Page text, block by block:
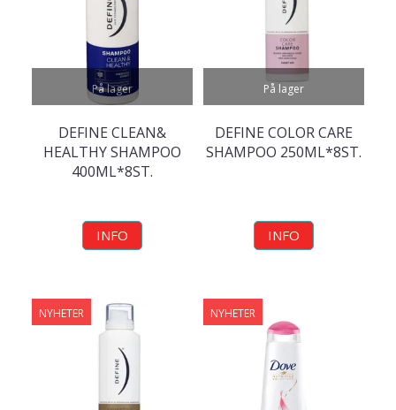
På lager
DEFINE CLEAN&
HEALTHY SHAMPOO
400ML*8ST.
INFO
På lager
DEFINE COLOR CARE
SHAMPOO 250ML*8ST.
INFO
NYHETER NYHETER